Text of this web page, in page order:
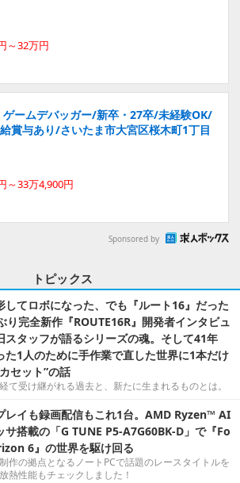
～32万円
ゲームデバッガー/新卒・27卒/未経験OK/
賞与あり/さいたま市大宮区桜木町1丁目
～33万4,900円
Sponsored by
トピックス
してロボになった、でも『ルート16』だった
完全新作『ROUTE16R』開発者インタビュ
スタッフが語るシリーズの魂。そして41年
た1人のために手作業で直した世界に1本だけ
セット”の話
て受け継がれる過去と、新たに生まれるものとは。
レイも録画配信もこれ1台。AMD Ryzen™ AI
サ搭載の「G TUNE P5-A7G60BK-D」で『Fo
6』の世界を駆け回る
作の拠点となるノートPCで話題のレースタイトルを
熱性能もチェックしました！